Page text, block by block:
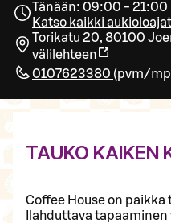
Tänään: 09:00 - 21:00
Katso kaikki aukioloajat
Torikatu 20, 80100
välilehteen
0107623380 (pvm/
TAUKO KAIKEN
Coffee House on paikka
Ilahduttava